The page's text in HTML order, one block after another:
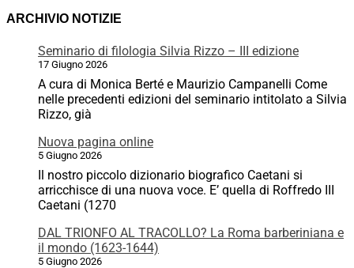
ARCHIVIO NOTIZIE
Seminario di filologia Silvia Rizzo – III edizione
17 Giugno 2026
A cura di Monica Berté e Maurizio Campanelli Come
nelle precedenti edizioni del seminario intitolato a Silvia
Rizzo, già
Nuova pagina online
5 Giugno 2026
Il nostro piccolo dizionario biografico Caetani si
arricchisce di una nuova voce. E’ quella di Roffredo III
Caetani (1270
DAL TRIONFO AL TRACOLLO? La Roma barberiniana e
il mondo (1623-1644)
5 Giugno 2026